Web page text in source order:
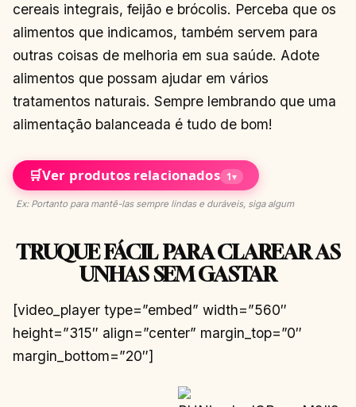
cereais integrais, feijão e brócolis. Perceba que os
alimentos que indicamos, também servem para
outras coisas de melhoria em sua saúde. Adote
alimentos que possam ajudar em vários
tratamentos naturais. Sempre lembrando que uma
alimentação balanceada é tudo de bom!
🛒Ver produtos relacionados 1▾
Ex: Portanto para mantê-las sempre lindas e duráveis, siga algum
TRUQUE FÁCIL PARA CLAREAR AS
UNHAS SEM GASTAR
[video_player type=”embed” width=”560″
height=”315″ align=”center” margin_top=”0″
margin_bottom=”20″]